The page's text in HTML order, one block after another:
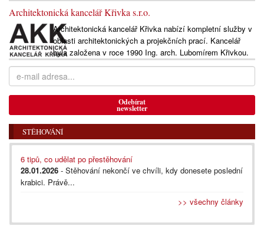
Architektonická kancelář Křivka s.r.o.
Architektonická kancelář Křivka nabízí kompletní služby v
oblasti architektonických a projekčních prací. Kancelář
byla založena v roce 1990 Ing. arch. Lubomírem Křivkou.
Odebírat
newsletter
STĚHOVÁNÍ
6 tipů, co udělat po přestěhování
28.01.2026 - Stěhování nekončí ve chvíli, kdy donesete poslední
krabici. Právě...
>> všechny články